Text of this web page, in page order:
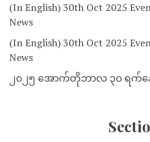
(In English) 30th Oct 2025
News
(In English) 30th Oct 2025
News
၂၀၂၅ အောက်တိုဘာလ ၃၀ ရက်